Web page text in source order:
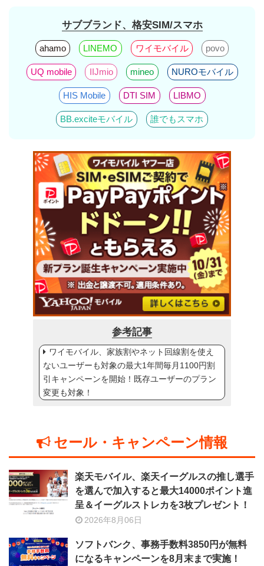
サブブランド、格安SIM/スマホ
ahamo LINEMO ワイモバイル povo
UQ mobile IIJmio mineo NUROモバイル
HIS Mobile DTI SIM LIBMO
BB.exciteモバイル 誰でもスマホ
参考記事
ワイモバイル、家族割やネット回線割を使え
ないユーザーも対象の最大1年間毎月1100円割
引キャンペーンを開始！既存ユーザーのプラン
変更も対象！
セール・キャンペーン情報
楽天モバイル、楽天イーグルスの推し選手
を選んで加入すると最大14000ポイント進
呈＆イーグルストレカを3枚プレゼント！
2026年8月06日
ソフトバンク、事務手数料3850円が無料
になるキャンペーンを8月末まで実施！